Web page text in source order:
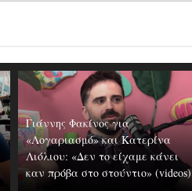
Γιάννης Φακίνος για
«Λογαριασμό» και Κατερίνα
Λιόλιου: «Δεν το είχαμε κάνει
καν πρόβα στο στούντιο» (videos)